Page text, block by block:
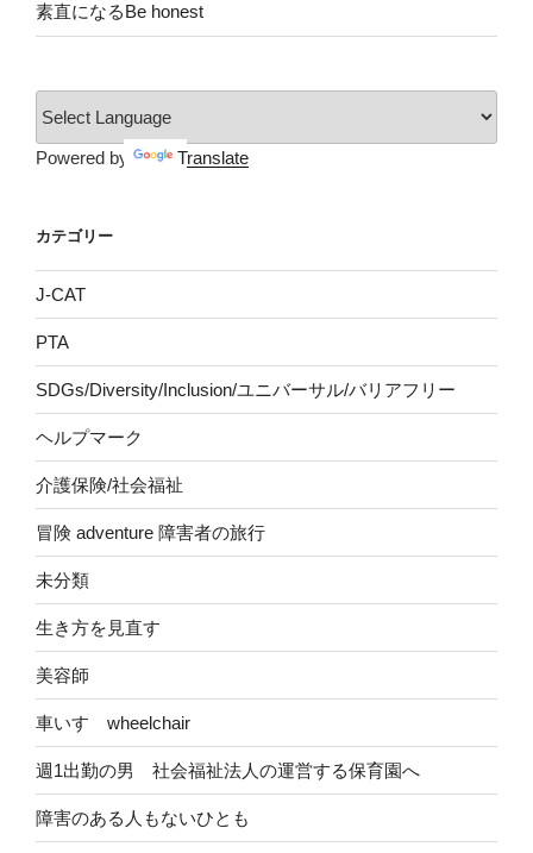
素直になるBe honest
Powered by Translate
カテゴリー
J-CAT
PTA
SDGs/Diversity/Inclusion/ユニバーサル/バリアフリー
ヘルプマーク
介護保険/社会福祉
冒険 adventure 障害者の旅行
未分類
生き方を見直す
美容師
車いす wheelchair
週1出勤の男 社会福祉法人の運営する保育園へ
障害のある人もないひとも